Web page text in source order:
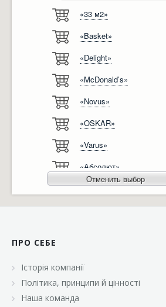
Ліцензії, сертифікати, дипломи
Автоматизація
Модернізація
«33 м2»
«Basket»
«Delight»
«McDonald’s»
«Novus»
«OSKAR»
«Varus»
«Абсолют»
«Агро-Овен»
Отменить выбор
ПРО СЕБЕ
Історія компанії
Політика, принципи й цінності
Наша команда